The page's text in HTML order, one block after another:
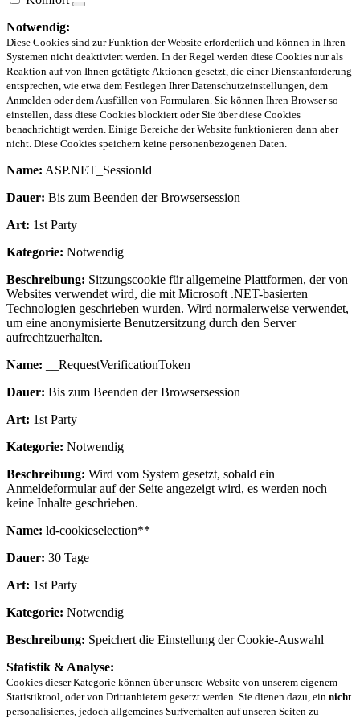
Notwendig:
Diese Cookies sind zur Funktion der Website erforderlich und können in Ihren
Systemen nicht deaktiviert werden. In der Regel werden diese Cookies nur als
Reaktion auf von Ihnen getätigte Aktionen gesetzt, die einer Dienstanforderung
entsprechen, wie etwa dem Festlegen Ihrer Datenschutzeinstellungen, dem
Anmelden oder dem Ausfüllen von Formularen. Sie können Ihren Browser so
einstellen, dass diese Cookies blockiert oder Sie über diese Cookies
benachrichtigt werden. Einige Bereiche der Website funktionieren dann aber
nicht. Diese Cookies speichern keine personenbezogenen Daten.
Name: ASP.NET_SessionId
Dauer: Bis zum Beenden der Browsersession
Art: 1st Party
Kategorie: Notwendig
Beschreibung: Sitzungscookie für allgemeine Plattformen, der von
Websites verwendet wird, die mit Microsoft .NET-basierten
Technologien geschrieben wurden. Wird normalerweise verwendet,
um eine anonymisierte Benutzersitzung durch den Server
aufrechtzuerhalten.
Name: __RequestVerificationToken
Dauer: Bis zum Beenden der Browsersession
Art: 1st Party
Kategorie: Notwendig
Beschreibung: Wird vom System gesetzt, sobald ein
Anmeldeformular auf der Seite angezeigt wird, es werden noch
keine Inhalte geschrieben.
Name: ld-cookieselection**
Dauer: 30 Tage
Art: 1st Party
Kategorie: Notwendig
Beschreibung: Speichert die Einstellung der Cookie-Auswahl
Statistik & Analyse:
Cookies dieser Kategorie können über unsere Website von unserem eigenem
Statistiktool, oder von Drittanbietern gesetzt werden. Sie dienen dazu, ein nicht
personalisiertes, jedoch allgemeines Surfverhalten auf unseren Seiten zu